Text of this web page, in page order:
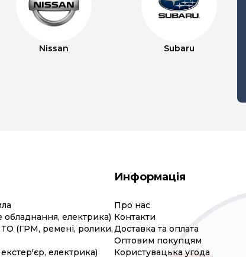
Nissan Subaru
обладнання, електрика)
ТО (ГРМ, ремені, ролики,
електрика)
Информація
Про нас
Контакти
Доставка та оплата
Оптовим покупцям
Користувацька угода